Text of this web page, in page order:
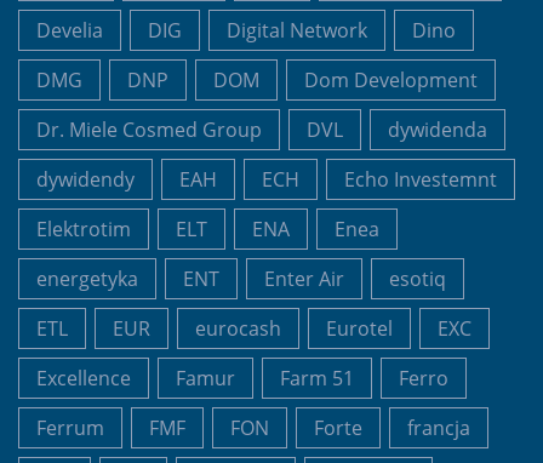
Develia
DIG Digital Network
Dino
DMG
DNP DOM
Dom Development
Dr. Miele Cosmed Group
DVL
dywidenda
dywidendy
EAH ECH
Echo Investemnt
Elektrotim
ELT ENA
Enea
energetyka
ENT Enter Air
esotiq
ETL
EUR eurocash Eurotel
EXC
Excellence
Famur Farm 51
Ferro
Ferrum
FMF FON Forte
francja